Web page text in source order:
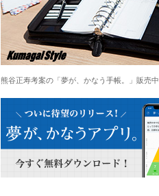
熊谷正寿考案の「夢が、かなう手帳。」販売中